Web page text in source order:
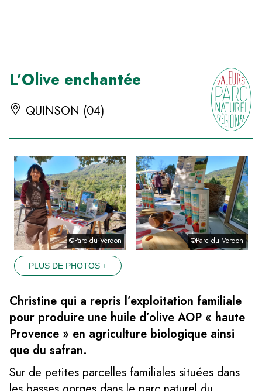
L’Olive enchantée
QUINSON (04)
©Parc du Verdon ©Parc du Verdon
PLUS DE PHOTOS +
Christine qui a repris l’exploitation familiale
pour produire une huile d’olive AOP « haute
Provence » en agriculture biologique ainsi
que du safran.
Sur de petites parcelles familiales situées dans